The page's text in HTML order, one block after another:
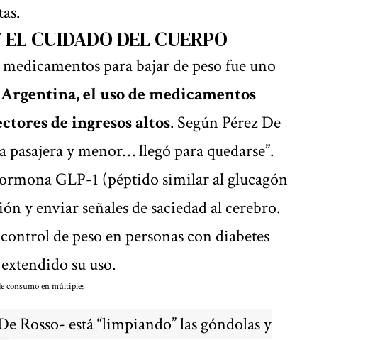
CUIDADO DEL CUERPO
para bajar de peso fue uno
el uso de medicamentos
de ingresos altos. Según Pérez De
pasajera y menor… llegó para quedarse”.
GLP-1 (péptido similar al glucagón
y enviar señales de saciedad al cerebro.
de peso en personas con diabetes
su uso.
consumo en múltiples
Rosso- está “limpiando” las góndolas y